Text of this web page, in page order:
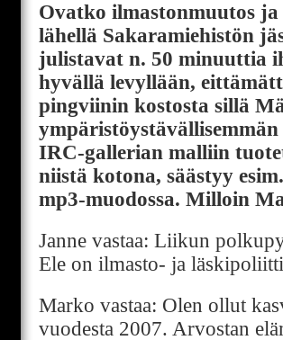
Ovatko ilmastonmuutos
lähellä Sakaramiehistön
julistavat n. 50 minuuttia
hyvällä levyllään,
pingviinin kostosta sillä
IRC-gallerian malliin
niistä kotona, säästyy
mp3-muodossa. Milloin
Janne vastaa: Liikun
Ele on ilmasto- ja
Marko vastaa: Olen ollut
vuodesta 2007. Arvostan